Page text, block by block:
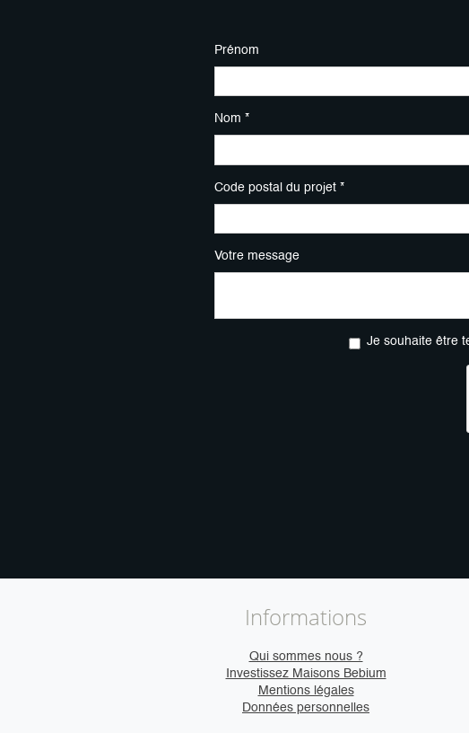
Prénom
Nom *
Code postal du projet *
Votre message
Je souhaite être
Informations
Qui sommes nous ?
Investissez Maisons Bebium
Mentions légales
Données personnelles